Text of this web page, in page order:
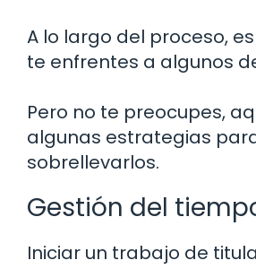
A lo largo del proceso,
te enfrentes a algunos
Pero no te preocupes,
algunas estrategias
sobrellevarlos.
Gestión del
Iniciar un trabajo de